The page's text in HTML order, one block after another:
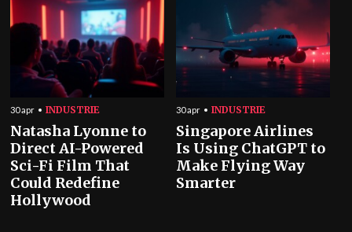
30 apr INDUSTRIE
Natasha Lyonne to
Direct AI-Powered
Sci-Fi Film That
Could Redefine
Hollywood
30 apr INDUSTRIE
Singapore Airlines
Is Using ChatGPT to
Make Flying Way
Smarter